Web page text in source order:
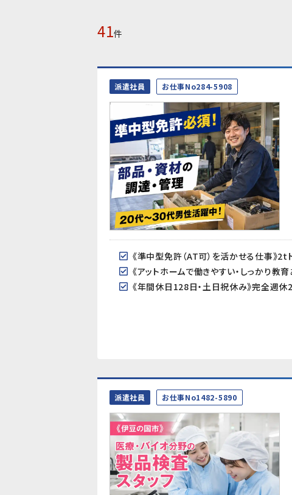
41件
派遣社員 お仕事No284-5908
派遣社員 お仕事No1482-5890